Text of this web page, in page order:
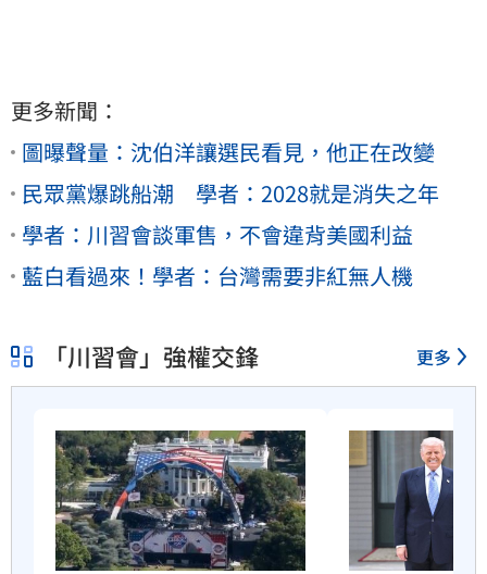
更多新聞：
圖曝聲量：沈伯洋讓選民看見，他正在改變
民眾黨爆跳船潮 學者：2028就是消失之年
學者：川習會談軍售，不會違背美國利益
藍白看過來！學者：台灣需要非紅無人機
「川習會」強權交鋒 更多